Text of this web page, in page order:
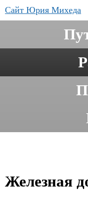
Сайт Юрия Михеда
Железная